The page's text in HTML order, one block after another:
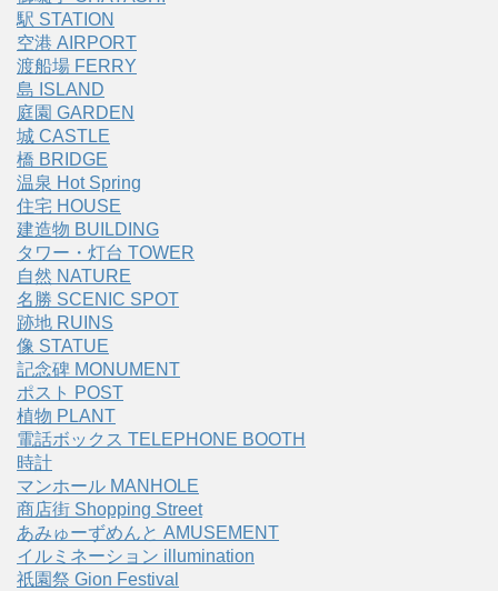
駅 STATION
空港 AIRPORT
渡船場 FERRY
島 ISLAND
庭園 GARDEN
城 CASTLE
橋 BRIDGE
温泉 Hot Spring
住宅 HOUSE
建造物 BUILDING
タワー・灯台 TOWER
自然 NATURE
名勝 SCENIC SPOT
跡地 RUINS
像 STATUE
記念碑 MONUMENT
ポスト POST
植物 PLANT
電話ボックス TELEPHONE BOOTH
時計
マンホール MANHOLE
商店街 Shopping Street
あみゅーずめんと AMUSEMENT
イルミネーション illumination
祇園祭 Gion Festival